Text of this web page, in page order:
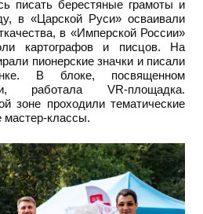
писать берестяные грамоты и
в «Царской Руси» осваивали
в «Имперской России»
картографов и писцов. На
пионерские значки и писали
В блоке, посвященном
работала VR-площадка.
зоне проходили тематические
мастер-классы.